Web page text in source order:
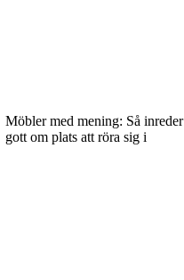
Möbler med mening: Så
gott om plats att röra sig i